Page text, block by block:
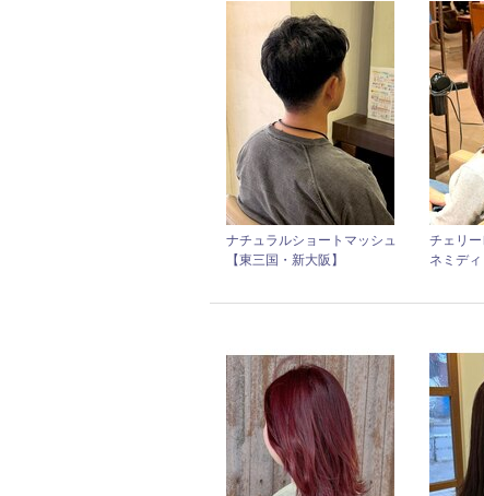
ナチュラルショートマッシュ
【東三国・新大阪】
チェリ
ネミディ